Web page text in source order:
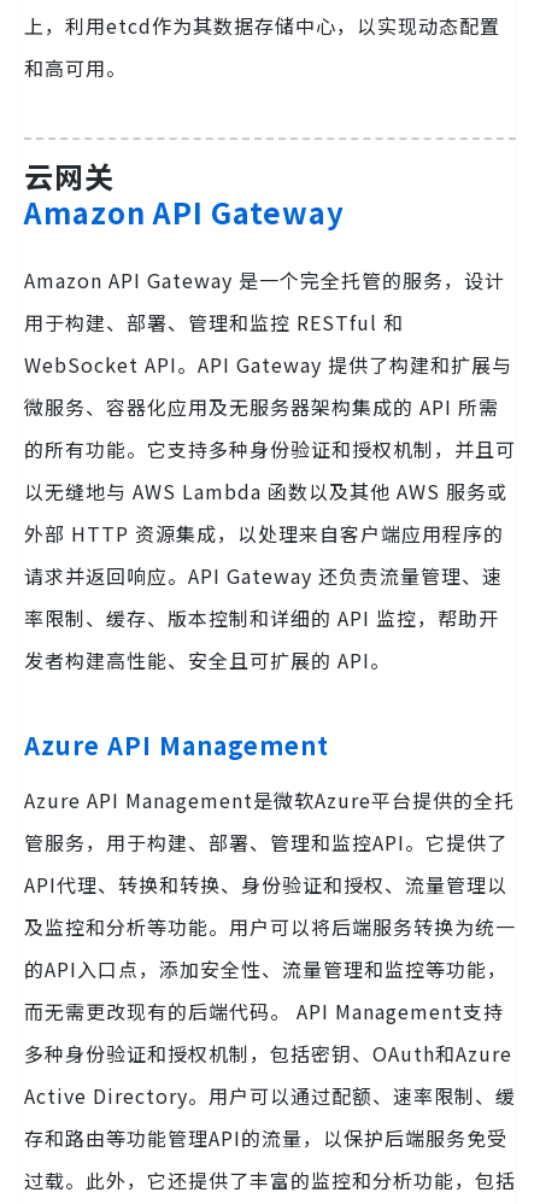
上，利用etcd作为其数据存储中心，以实现动态配置
和高可用。
云网关
Amazon API Gateway
Amazon API Gateway 是一个完全托管的服务，设计
用于构建、部署、管理和监控 RESTful 和
WebSocket API。API Gateway 提供了构建和扩展与
微服务、容器化应用及无服务器架构集成的 API 所需
的所有功能。它支持多种身份验证和授权机制，并且可
以无缝地与 AWS Lambda 函数以及其他 AWS 服务或
外部 HTTP 资源集成，以处理来自客户端应用程序的
请求并返回响应。API Gateway 还负责流量管理、速
率限制、缓存、版本控制和详细的 API 监控，帮助开
发者构建高性能、安全且可扩展的 API。
Azure API Management
Azure API Management是微软Azure平台提供的全托
管服务，用于构建、部署、管理和监控API。它提供了
API代理、转换和转换、身份验证和授权、流量管理以
及监控和分析等功能。用户可以将后端服务转换为统一
的API入口点，添加安全性、流量管理和监控等功能，
而无需更改现有的后端代码。 API Management支持
多种身份验证和授权机制，包括密钥、OAuth和Azure
Active Directory。用户可以通过配额、速率限制、缓
存和路由等功能管理API的流量，以保护后端服务免受
过载。此外，它还提供了丰富的监控和分析功能，包括